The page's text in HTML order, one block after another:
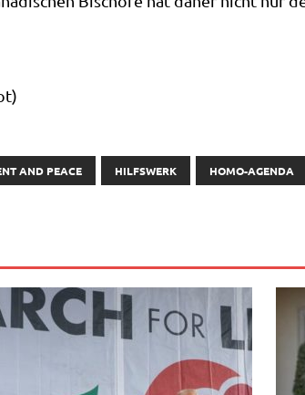
AND PEACE HILFSWERK HOMO-AGENDA